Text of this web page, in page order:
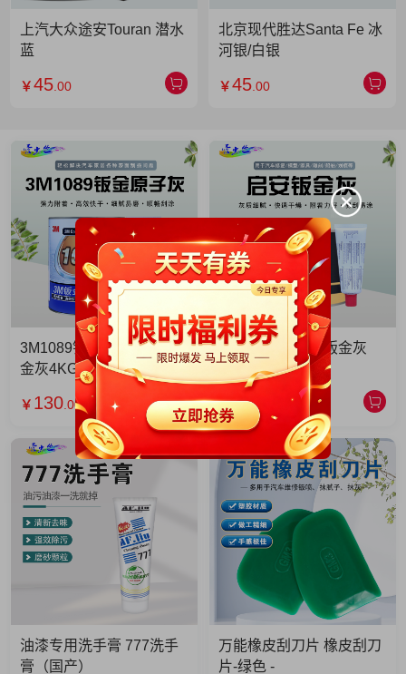
上汽大众途安Touran 潜水
蓝
￥45 .00
北京现代胜达Santa Fe 冰
河银/白银
￥45 .00
3M1089钣金灰 3M1089钣
金灰4KG 单罐
￥ 130 .00
启安钣金灰 启安钣金灰
2KG 单罐
￥49.90
油漆专用洗手膏 777洗手
膏（国产）
万能橡皮刮刀片 橡皮刮刀
片-绿色 -